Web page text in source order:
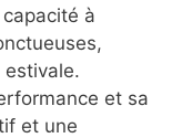
à
et sa
et une